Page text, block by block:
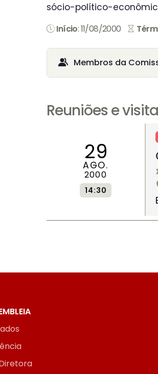
sócio-político-
Início: 11/08/2000
Membros da
Reuniões e
29
AGO.
2000
14:30